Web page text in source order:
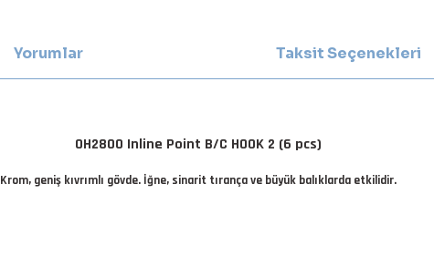
Yorumlar Taksit Seçenekleri
OH2800 Inline Point B/C HOOK 2 (6 pcs)
Krom, geniş kıvrımlı gövde. İğne, sinarit tırança ve büyük balıklarda etkilidir.